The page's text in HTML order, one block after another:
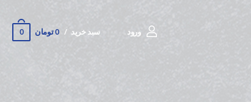
ورود سبد خرید 0 تومان 0